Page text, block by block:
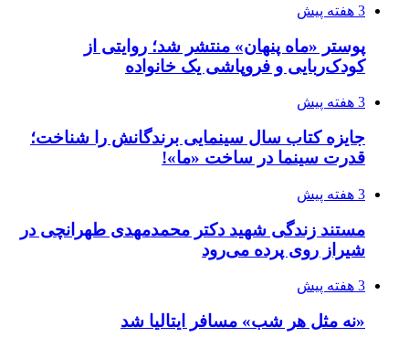
3 هفته پیش
پوستر «ماه پنهان» منتشر شد؛ روایتی از
کودک‌ربایی و فروپاشی یک خانواده
3 هفته پیش
جایزه کتاب سال سینمایی برندگانش را شناخت؛
قدرت سینما در ساخت «ما»!
3 هفته پیش
مستند زندگی شهید دکتر محمدمهدی طهرانچی در
شیراز روی پرده می‌رود
3 هفته پیش
«نه مثل هر شب» مسافر ایتالیا شد